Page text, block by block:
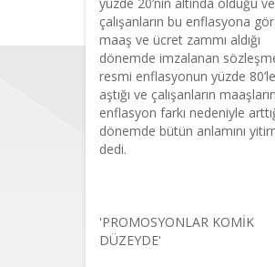
yüzde 20’nin altında olduğu ve
çalışanların bu enflasyona
maaş ve ücret zammı aldığı
dönemde imzalanan
resmi enflasyonun yüzde
aştığı ve çalışanların
enflasyon farkı nedeniyle
dönemde bütün anlamını
dedi.
'PROMOSYONLAR KOMİK
DÜZEYDE'